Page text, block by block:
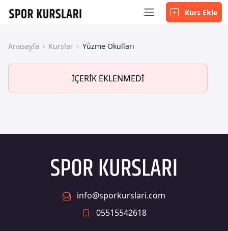
Kurs Ekle
Anasayfa Kurslar Yüzme Okulları
İÇERİK EKLENMEDİ
info@sporkurslari.com
05515542618